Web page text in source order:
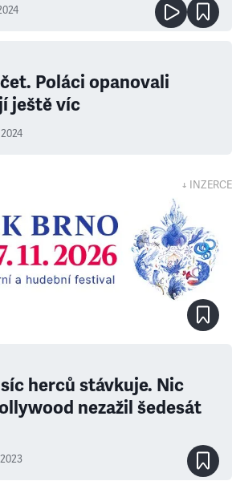
Poláci opanovali
ještě víc
↓ INZERCE
herců stávkuje. Nic
nezažil šedesát